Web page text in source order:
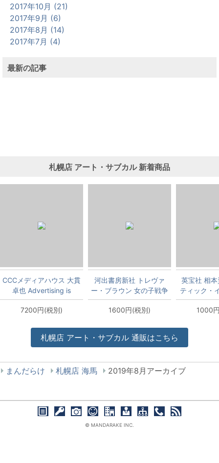
2017年10月 (21)
2017年9月 (6)
2017年8月 (14)
2017年7月 (4)
最新の記事
札幌店 アート・サブカル新着商品
CCCメディアハウス 大貫
卓也 Advertising is
TAKUYA ONUKI
Advertising
7200円(税別)
河出書房新社 トレヴァ
ー・ブラウン 女の子戦争
1600円(税別)
英宝社 相
ティック・
へ
1000
札幌店 アート・サブカル 通販はこちら
まんだらけ 札幌店 海馬 2019年8月アーカイブ
© MANDARAKE INC.